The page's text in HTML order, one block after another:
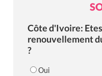
Côte d'Ivoire:
renouvellement
?
Oui